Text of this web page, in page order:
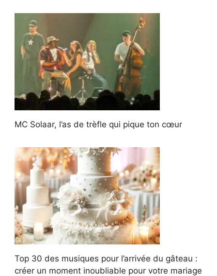
MC Solaar, l’as de trèfle qui pique ton cœur
Top 30 des musiques pour l’arrivée du gâteau :
créer un moment inoubliable pour votre mariage